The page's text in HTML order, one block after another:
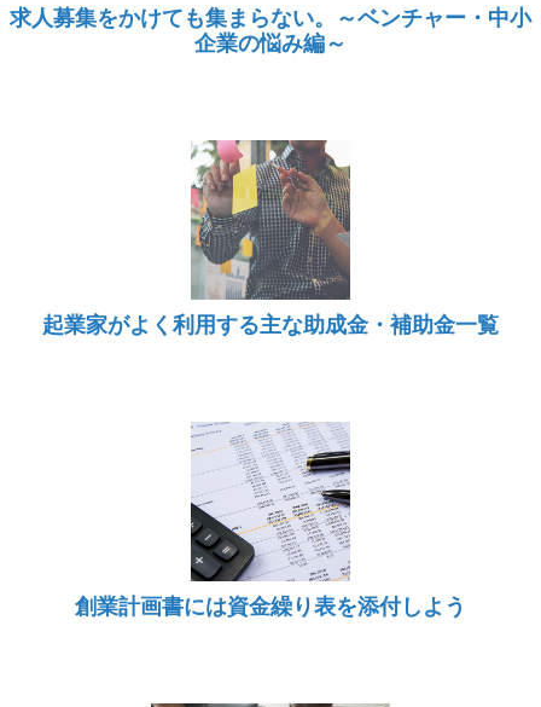
求人募集をかけても集まらない。～ベンチャー・中小
企業の悩み編～
起業家がよく利用する主な助成金・補助金一覧
創業計画書には資金繰り表を添付しよう